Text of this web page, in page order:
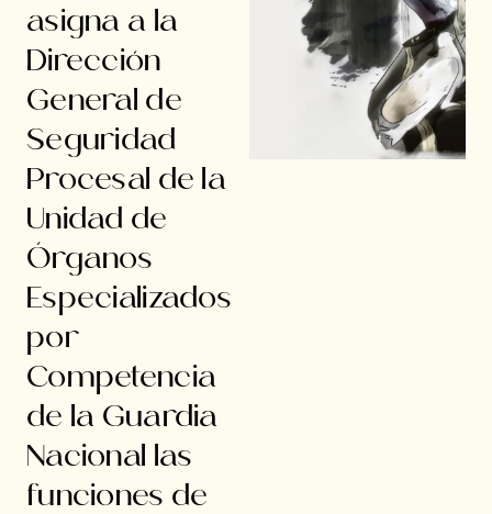
asigna a la
Dirección
General de
Seguridad
Procesal de la
Unidad de
Órganos
Especializados
por
Competencia
de la Guardia
Nacional las
funciones de